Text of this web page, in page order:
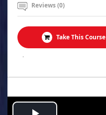
Reviews (0)
Take This Course
.